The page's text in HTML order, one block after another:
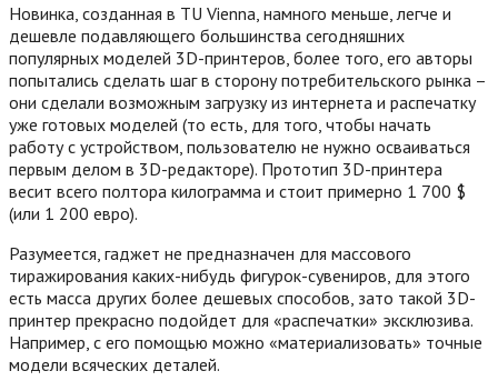
Новинка, созданная в TU Vienna, намного меньше, легче и
дешевле подавляющего большинства сегодняшних
популярных моделей 3D-принтеров, более того, его авторы
попытались сделать шаг в сторону потребительского рынка –
они сделали возможным загрузку из интернета и распечатку
уже готовых моделей (то есть, для того, чтобы начать
работу с устройством, пользователю не нужно осваиваться
первым делом в 3D-редакторе). Прототип 3D-принтера
весит всего полтора килограмма и стоит примерно 1 700 $
(или 1 200 евро).
Разумеется, гаджет не предназначен для массового
тиражирования каких-нибудь фигурок-сувениров, для этого
есть масса других более дешевых способов, зато такой 3D-
принтер прекрасно подойдет для «распечатки» эксклюзива.
Например, с его помощью можно «материализовать» точные
модели всяческих деталей.